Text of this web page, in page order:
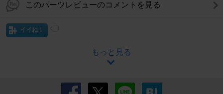
このパーツレビューのコメントを見る
イイね！
もっと見る